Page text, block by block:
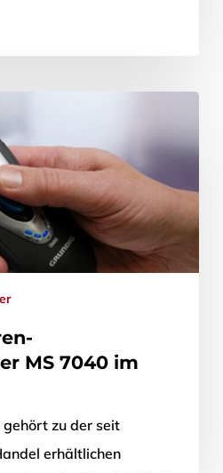
MS 7040 im
zu der seit
erhältlichen